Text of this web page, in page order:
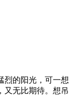
的阳光，可一想
又无比期待。想吊